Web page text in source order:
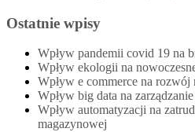
Ostatnie wpisy
Wpływ pandemii covid 19 na
Wpływ ekologii na
Wpływ e commerce na rozwój
Wpływ big data na
Wpływ automatyzacji na
magazynowej